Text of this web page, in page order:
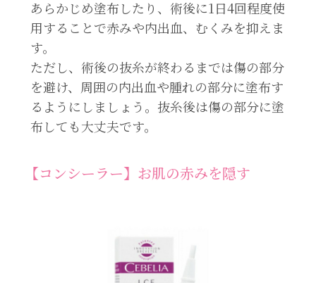
あらかじめ塗布したり、術後に1日4回程度使
用することで赤みや内出血、むくみを抑えま
す。
ただし、術後の抜糸が終わるまでは傷の部分
を避け、周囲の内出血や腫れの部分に塗布す
るようにしましょう。抜糸後は傷の部分に塗
布しても大丈夫です。
【コンシーラー】お肌の赤みを隠す